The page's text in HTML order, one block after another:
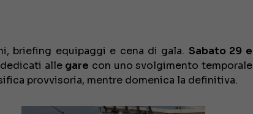
briefing equipaggi e cena di gala. Sabato 29 e
alle gare con uno svolgimento temporale
provvisoria, mentre domenica la definitiva.